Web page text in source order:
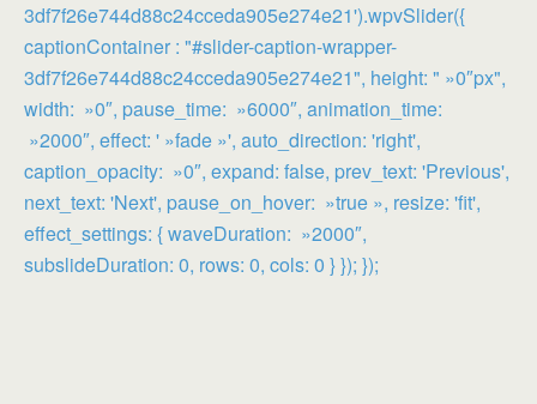
3df7f26e744d88c24cceda905e274e21').wpvSlider({
captionContainer : "#slider-caption-wrapper-
3df7f26e744d88c24cceda905e274e21", height: " »0″px",
width: »0″, pause_time: »6000″, animation_time:
»2000″, effect: ' »fade »', auto_direction: 'right',
caption_opacity: »0″, expand: false, prev_text: 'Previous',
next_text: 'Next', pause_on_hover: »true », resize: 'fit',
effect_settings: { waveDuration: »2000″,
subslideDuration: 0, rows: 0, cols: 0 } }); });